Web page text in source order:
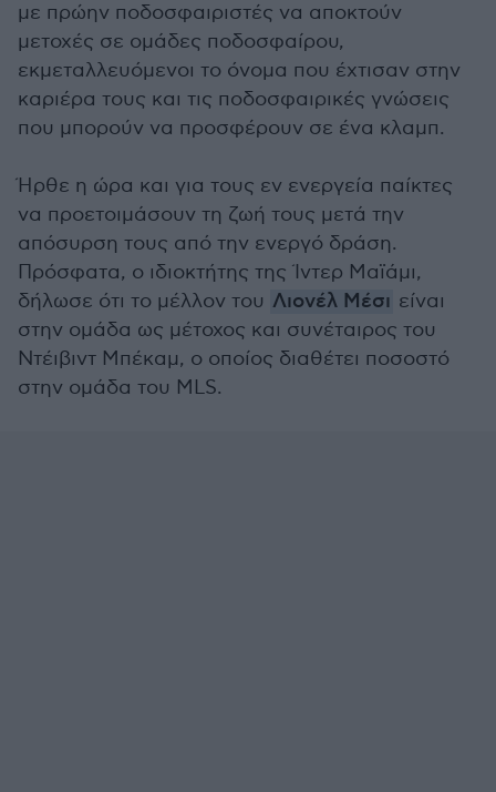
με πρώην ποδοσφαιριστές να αποκτούν
μετοχές σε ομάδες ποδοσφαίρου,
εκμεταλλευόμενοι το όνομα που έχτισαν στην
καριέρα τους και τις ποδοσφαιρικές γνώσεις
που μπορούν να προσφέρουν σε ένα κλαμπ.
Ήρθε η ώρα και για τους εν ενεργεία παίκτες
να προετοιμάσουν τη ζωή τους μετά την
απόσυρση τους από την ενεργό δράση.
Πρόσφατα, ο ιδιοκτήτης της Ίντερ Μαϊάμι,
δήλωσε ότι το μέλλον του Λιονέλ Μέσι είναι
στην ομάδα ως μέτοχος και συνέταιρος του
Ντέιβιντ Μπέκαμ, ο οποίος διαθέτει ποσοστό
στην ομάδα του MLS.